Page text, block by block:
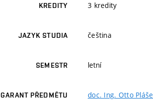
KREDITY 3 kredity
JAZYK STUDIA čeština
SEMESTR letní
GARANT PŘEDMĚTU doc. Ing. Otto